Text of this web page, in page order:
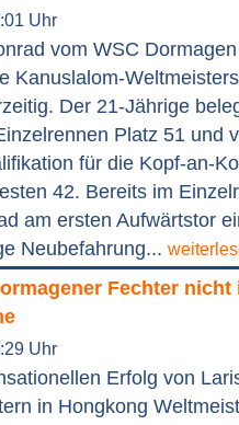
Uhr
vom WSC
Kanuslalom-
Der 21-Jährige
Platz 51 und
für die Kopf-an-
42. Bereits im
am ersten Aufwärtstor
Neubefahrung...
Fechter nicht
Uhr
Erfolg von
in Hongkong